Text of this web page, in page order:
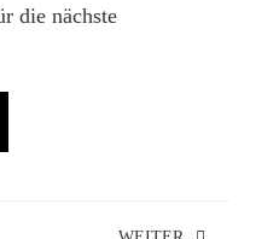
die nächste